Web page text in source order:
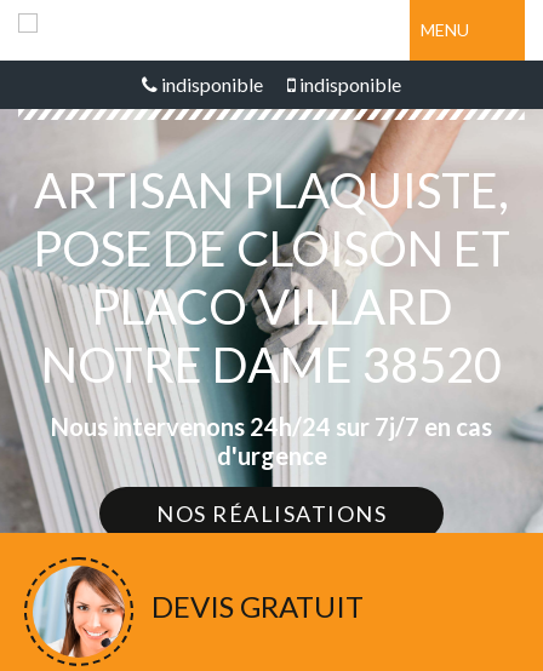
MENU
indisponible indisponible
ARTISAN PLAQUISTE,
POSE DE CLOISON ET
PLACO VILLARD
NOTRE DAME 38520
Nous intervenons 24h/24 sur 7j/7 en cas
d'urgence
NOS RÉALISATIONS
DEVIS GRATUIT